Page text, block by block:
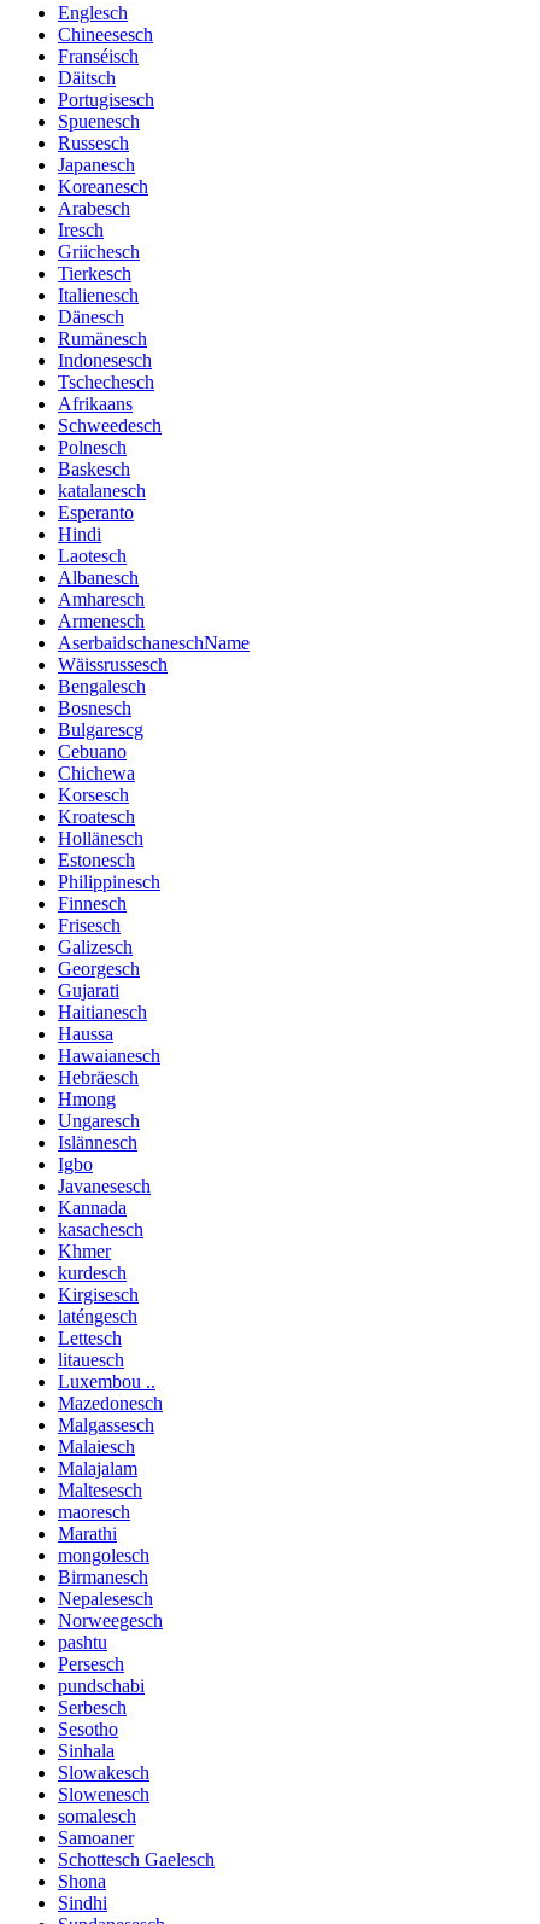
Englesch
Chineesesch
Franséisch
Däitsch
Portugisesch
Spuenesch
Russesch
Japanesch
Koreanesch
Arabesch
Iresch
Griichesch
Tierkesch
Italienesch
Dänesch
Rumänesch
Indonesesch
Tschechesch
Afrikaans
Schweedesch
Polnesch
Baskesch
katalanesch
Esperanto
Hindi
Laotesch
Albanesch
Amharesch
Armenesch
AserbaidschaneschName
Wäissrussesch
Bengalesch
Bosnesch
Bulgarescg
Cebuano
Chichewa
Korsesch
Kroatesch
Hollänesch
Estonesch
Philippinesch
Finnesch
Frisesch
Galizesch
Georgesch
Gujarati
Haitianesch
Haussa
Hawaianesch
Hebräesch
Hmong
Ungaresch
Islännesch
Igbo
Javanesesch
Kannada
kasachesch
Khmer
kurdesch
Kirgisesch
laténgesch
Lettesch
litauesch
Luxembou ..
Mazedonesch
Malgassesch
Malaiesch
Malajalam
Maltesesch
maoresch
Marathi
mongolesch
Birmanesch
Nepalesesch
Norweegesch
pashtu
Persesch
pundschabi
Serbesch
Sesotho
Sinhala
Slowakesch
Slowenesch
somalesch
Samoaner
Schottesch Gaelesch
Shona
Sindhi